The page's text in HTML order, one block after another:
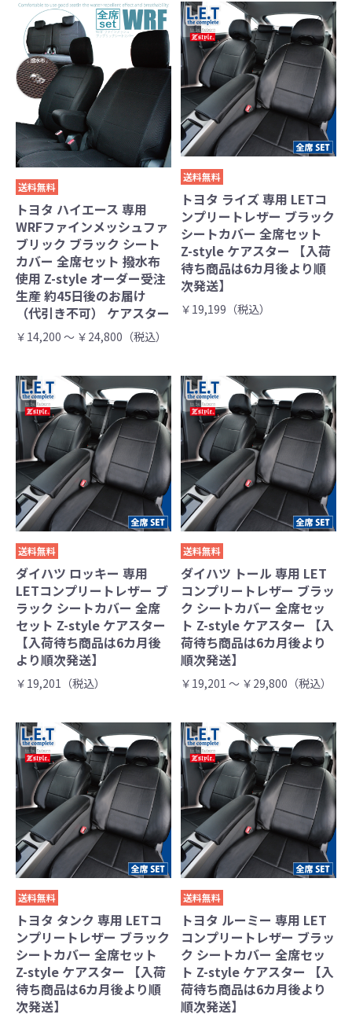
送料無料
トヨタ ハイエース 専用
WRFファインメッシュファ
ブリック ブラック シート
カバー 全席セット 撥水布
使用 Z-style オーダー受注
生産 約45日後のお届け
（代引き不可） ケアスター
￥14,200 ～ ￥24,800（税込）
送料無料
トヨタ ライズ 専用 LETコ
ンプリートレザー ブラック
シートカバー 全席セット
Z-style ケアスター 【入荷
待ち商品は6カ月後より順
次発送】
￥19,199（税込）
送料無料
ダイハツ ロッキー 専用
LETコンプリートレザー ブ
ラック シートカバー 全席
セット Z-style ケアスター
【入荷待ち商品は6カ月後
より順次発送】
￥19,201（税込）
送料無料
ダイハツ トール 専用 LET
コンプリートレザー ブラッ
ク シートカバー 全席セッ
ト Z-style ケアスター 【入
荷待ち商品は6カ月後より
順次発送】
￥19,201 ～ ￥29,800（税込）
送料無料
トヨタ タンク 専用 LETコ
ンプリートレザー ブラック
シートカバー 全席セット
Z-style ケアスター 【入荷
待ち商品は6カ月後より順
次発送】
送料無料
トヨタ ルーミー 専用 LET
コンプリートレザー ブラッ
ク シートカバー 全席セッ
ト Z-style ケアスター 【入
荷待ち商品は6カ月後より
順次発送】